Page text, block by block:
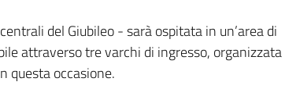
del Giubileo - sarà ospitata in un’area di
attraverso tre varchi di ingresso, organizzata
questa occasione.